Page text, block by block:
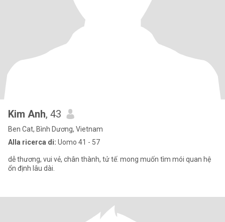
Kim Anh, 43
Ben Cat, Bình Dương, Vietnam
Alla ricerca di: Uomo 41 - 57
dễ thương, vui vẻ, chân thành, tử tế. mong muốn tìm mói quan hệ
ổn định lâu dài.